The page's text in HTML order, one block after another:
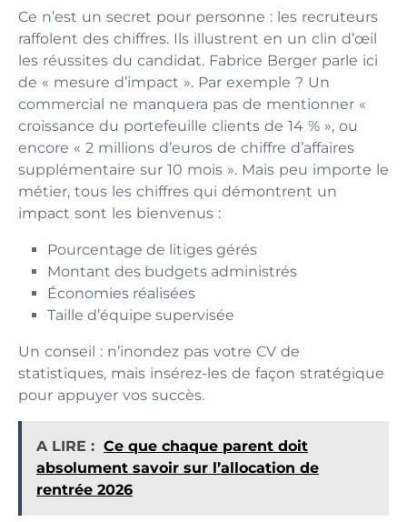
Ce n’est un secret pour personne : les recruteurs
raffolent des chiffres. Ils illustrent en un clin d’œil
les réussites du candidat. Fabrice Berger parle ici
de « mesure d’impact ». Par exemple ? Un
commercial ne manquera pas de mentionner «
croissance du portefeuille clients de 14 % », ou
encore « 2 millions d’euros de chiffre d’affaires
supplémentaire sur 10 mois ». Mais peu importe le
métier, tous les chiffres qui démontrent un
impact sont les bienvenus :
Pourcentage de litiges gérés
Montant des budgets administrés
Économies réalisées
Taille d’équipe supervisée
Un conseil : n’inondez pas votre CV de
statistiques, mais insérez-les de façon stratégique
pour appuyer vos succès.
A LIRE : Ce que chaque parent doit
absolument savoir sur l’allocation de
rentrée 2026